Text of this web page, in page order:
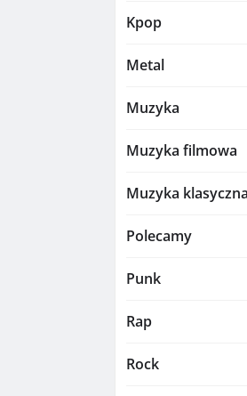
Kpop
Metal
Muzyka
Muzyka filmowa
Muzyka klasyczna
Polecamy
Punk
Rap
Rock